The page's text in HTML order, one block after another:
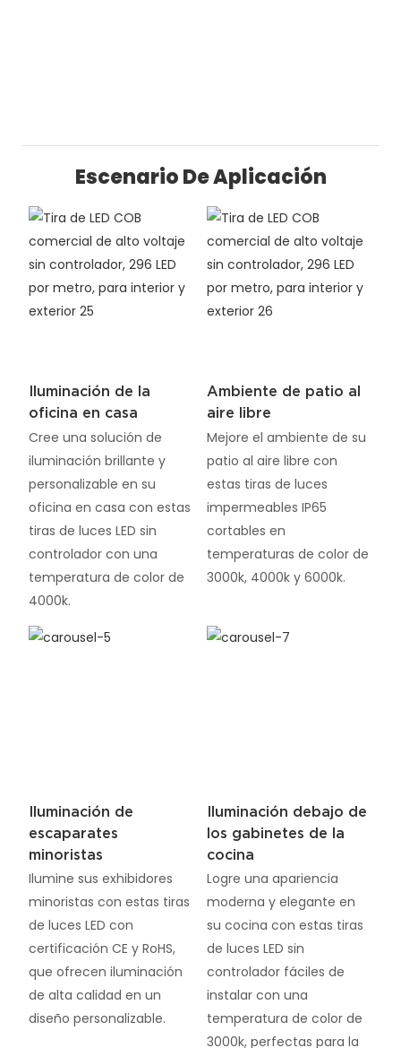
Escenario De Aplicación
Iluminación de la
oficina en casa
Cree una solución de
iluminación brillante y
personalizable en su
oficina en casa con estas
tiras de luces LED sin
controlador con una
temperatura de color de
4000k.
Ambiente de patio al
aire libre
Mejore el ambiente de su
patio al aire libre con
estas tiras de luces
impermeables IP65
cortables en
temperaturas de color de
3000k, 4000k y 6000k.
Iluminación de
escaparates
minoristas
Ilumine sus exhibidores
minoristas con estas tiras
de luces LED con
certificación CE y RoHS,
que ofrecen iluminación
de alta calidad en un
diseño personalizable.
Iluminación debajo de
los gabinetes de la
cocina
Logre una apariencia
moderna y elegante en
su cocina con estas tiras
de luces LED sin
controlador fáciles de
instalar con una
temperatura de color de
3000k, perfectas para la